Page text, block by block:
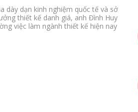
dày dạn kinh nghiệm quốc tế và sở
thiết kế danh giá, anh Đình Huy
việc làm ngành thiết kế hiện nay